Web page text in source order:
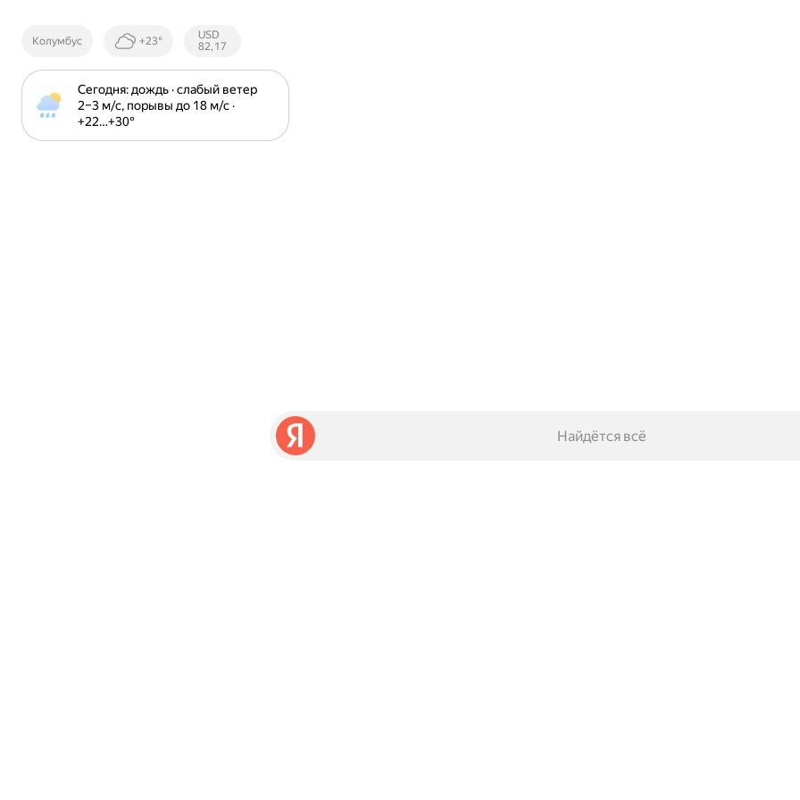
Колумбус +23°
Курсы ЦБ
РФ
USD
82,17
Сегодня: дождь · слабый ветер
2⁠–⁠3 м⁠/⁠с, порывы до 18 м⁠/⁠с ·
+22⁠…⁠+30⁠°